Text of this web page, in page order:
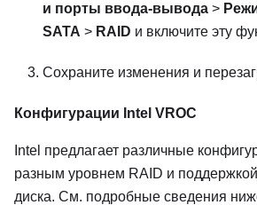
и порты ввода-вывода >
SATA > RAID и включите эту
Сохраните изменения и
Конфигурации Intel VROC
Intel предлагает различные
разным уровнем RAID и поддержкой
диска. См. подробные сведения